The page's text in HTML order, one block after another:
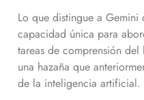
Lo que distingue a Gemini
capacidad única para
tareas de comprensión
una hazaña que
de la inteligencia artificial.